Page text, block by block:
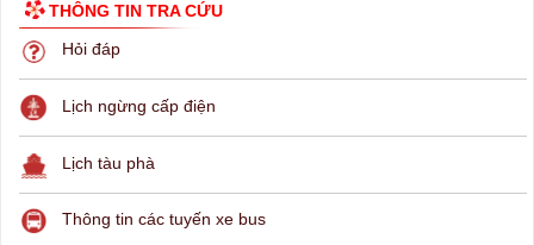
THÔNG TIN TRA CỨU
Hỏi đáp
Lịch ngừng cấp điện
Lịch tàu phà
Thông tin các tuyến xe bus